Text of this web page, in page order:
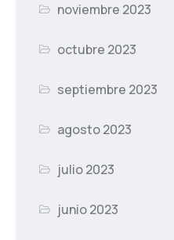
noviembre 2023
octubre 2023
septiembre 2023
agosto 2023
julio 2023
junio 2023